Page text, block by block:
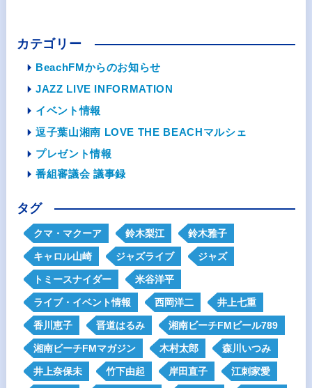
カテゴリー
BeachFMからのお知らせ
JAZZ LIVE INFORMATION
イベント情報
逗子葉山湘南 LOVE THE BEACHマルシェ
プレゼント情報
番組審議会 議事録
タグ
クマ・マクーア 鈴木梨江 鈴木雅子
キャロル山崎 ジャズライブ ジャズ
トミースナイダー 米谷洋平
ライブ・イベント情報 西岡洋二 井上七重
香川恵子 晋道はるみ 湘南ビーチFMビール789
湘南ビーチFMマガジン 木村太郎 森川いつみ
井上奈保未 竹下由起 岸田直子 江刺家愛